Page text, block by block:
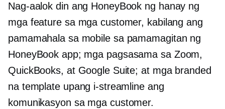
Nag-aalok din ang HoneyBook ng hanay ng
mga feature sa mga customer, kabilang ang
pamamahala sa mobile sa pamamagitan ng
HoneyBook app; mga pagsasama sa Zoom,
QuickBooks, at Google Suite; at mga branded
na template upang i-streamline ang
komunikasyon sa mga customer.